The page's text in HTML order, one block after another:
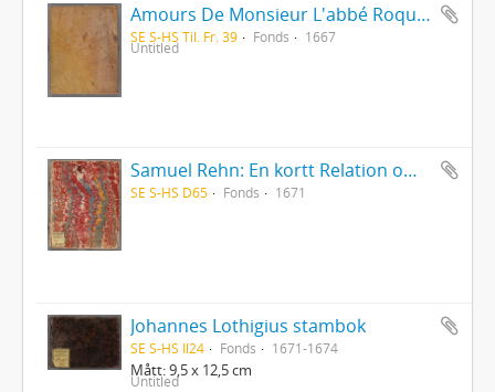
Amours De Monsieur L'abbé Roquette avec Mademoiselle de Montauzier par Monsieur L'abbé Le Camus 1667
SE S-HS Til. Fr. 39 Fonds 1667
Untitled
Samuel Rehn: En kortt Relation om Lapparnes lefwarne och sedher, wijdskiepellser, sampt i många stycken grofwe wildfarellser
SE S-HS D65 Fonds 1671
Johannes Lothigius stambok
SE S-HS Il24 Fonds 1671-1674
Mått: 9,5 x 12,5 cm
Untitled